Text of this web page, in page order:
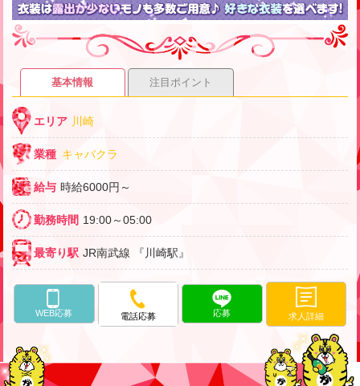
基本情報 注目ポイント
エリア 川崎
業種 キャバクラ
給与 時給6000円～
勤務時間 19:00～05:00
最寄り駅 JR南武線 『川崎駅』
WEB応募 電話応募 応募 求人詳細